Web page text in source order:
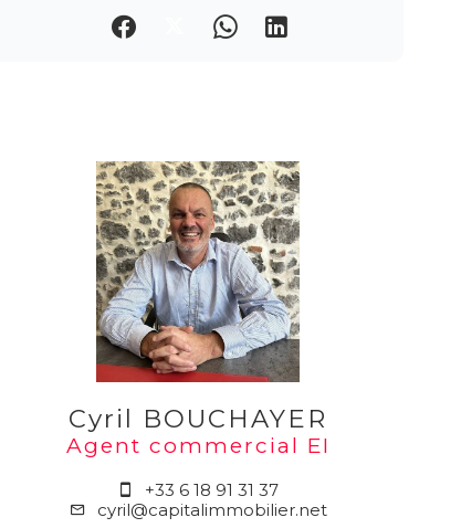
Cyril BOUCHAYER
Agent commercial EI
+33 6 18 91 31 37
cyril@capitalimmobilier.net